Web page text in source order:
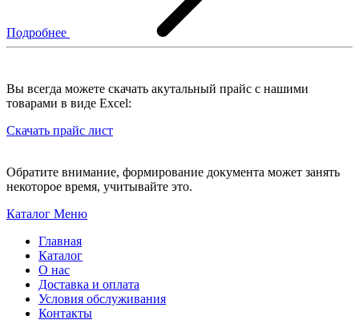
Подробнее
Вы всегда можете скачать акутальный прайс с нашими
товарами в виде Excel:
Скачать прайс лист
Обратите внимание, формирование документа может занять
некоторое время, учитывайте это.
Каталог Меню
Главная
Каталог
О нас
Доставка и оплата
Условия обслуживания
Контакты